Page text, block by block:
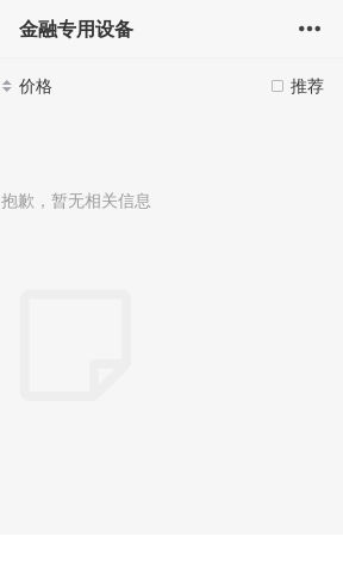
金融专用设备
推荐
价格
抱歉，暂无相关信息